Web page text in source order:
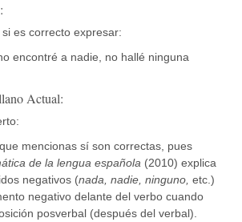
es correcto expresar:
encontré a nadie, no hallé ninguna
Actual:
mencionas sí son correctas, pues
de la lengua española (2010) explica
negativos (nada, nadie, ninguno, etc.)
negativo delante del verbo cuando
posverbal (después del verbal).